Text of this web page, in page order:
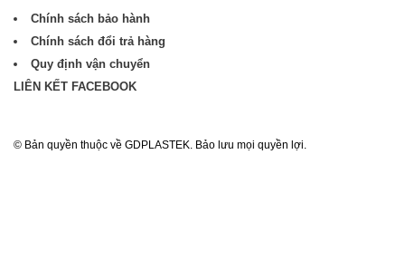
Chính sách bảo hành
Chính sách đổi trả hàng
Quy định vận chuyển
LIÊN KẾT FACEBOOK
© Bản quyền thuộc về GDPLASTEK. Bảo lưu mọi quyền lợi.